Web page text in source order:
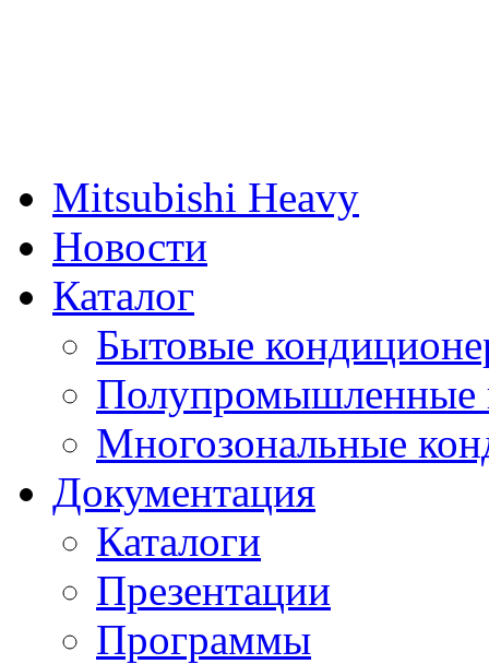
Mitsubishi Heavy
Новости
Каталог
Бытовые
Полупромышленные
Многозональные
Документация
Каталоги
Презентации
Программы